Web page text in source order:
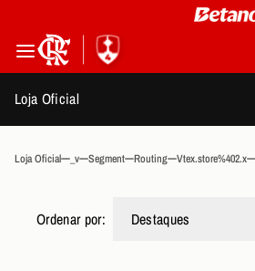
Loja Oficial
Loja Oficial _v Segment Routing Vtex.store%402.x
Ordenar por: